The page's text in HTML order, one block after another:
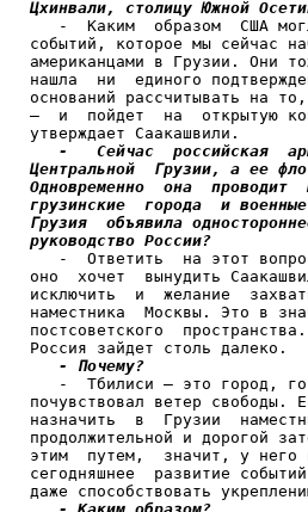
Цхинвали, столицу Южной
-  Каким  образом  США
событий, которое мы сейчас
американцами в Грузии. Они
нашла  ни  единого
оснований рассчитывать на
–  и  пойдет  на  открытую
утверждает Саакашвили.
-   Сейчас  российская
Центральной  Грузии, а ее
Одновременно  она
грузинские  города  и
Грузия  объявила
руководство России?
-  Ответить  на этот
оно  хочет  вынудить
исключить  и  желание
наместника  Москвы. Это в
постсоветского
Россия зайдет столь далеко.
- Почему?
-  Тбилиси – это город,
почувствовал ветер свободы.
назначить  в  Грузии
продолжительной и дорогой
этим  путем,  значит, у него
сегодняшнее  развитие
даже способствовать